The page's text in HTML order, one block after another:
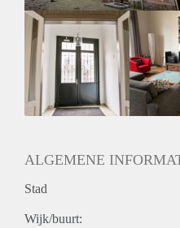
Op de vide is een studeer of
toegang tot de tweede
ALGEMENE
Stad
Wijk/buurt: